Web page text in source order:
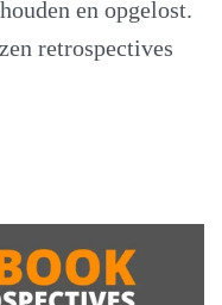
en opgelost.
retrospectives